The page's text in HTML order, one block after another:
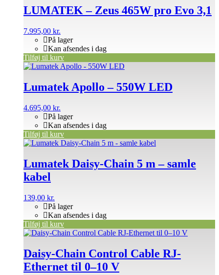
LUMATEK – Zeus 465W pro Evo 3,1
7.995,00 kr.
På lager
Kan afsendes i dag
Tilføj til kurv
Lumatek Apollo – 550W LED
4.695,00 kr.
På lager
Kan afsendes i dag
Tilføj til kurv
Lumatek Daisy-Chain 5 m – samle
kabel
139,00 kr.
På lager
Kan afsendes i dag
Tilføj til kurv
Daisy-Chain Control Cable RJ-
Ethernet til 0–10 V